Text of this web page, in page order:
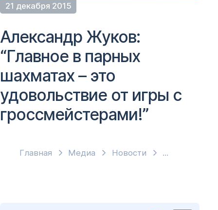
21 декабря 2015
Главная Медиа Новости
Александр Жуков:
“Главное в парных
шахматах – это
удовольствие от игры с
гроссмейстерами!”